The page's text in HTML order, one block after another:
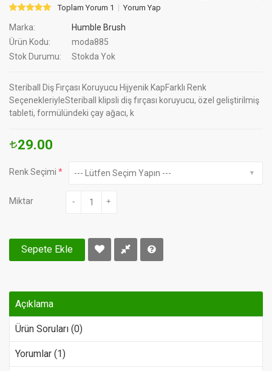
Toplam Yorum 1 Yorum Yap
Marka:
Humble Brush
Ürün Kodu:
moda885
Stok Durumu:
Stokda Yok
Steriball Diş Fırçası Koruyucu Hijyenik KapFarklı Renk
SeçenekleriyleSteriball klipsli diş fırçası koruyucu, özel geliştirilmiş
tableti, formülündeki çay ağacı, k
29.00
Renk Seçimi
Miktar - +
Sepete Ekle
Açıklama
Ürün Soruları (0)
Yorumlar (1)